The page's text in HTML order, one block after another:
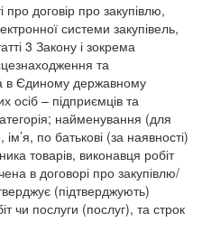
про договір про закупівлю,
системи закупівель,
3 Закону і зокрема
та
в Єдиному державному
осіб – підприємців та
найменування (для
по батькові (за наявності)
товарів, виконавця робіт
в договорі про закупівлю/
(підтверджують)
чи послуги (послуг), та строк